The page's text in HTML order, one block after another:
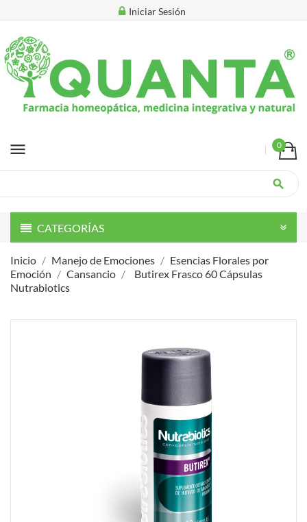
Iniciar Sesión
menu 0
search
CATEGORÍAS
Inicio Manejo de Emociones
Esencias Florales por
Emoción
Cansancio
Butirex Frasco 60 Cápsulas
Nutrabiotics